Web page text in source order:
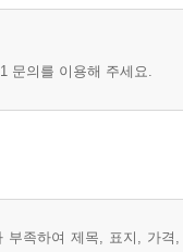
문의를 이용해 주세요.
부족하여 제목, 표지, 가